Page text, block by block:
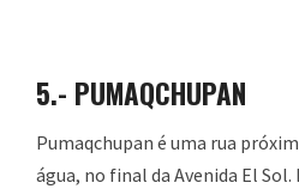
5.- PUMAQCHUPAN
Pumaqchupan é uma rua
água, no final da Avenida El